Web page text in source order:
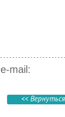
e-mail:
<<